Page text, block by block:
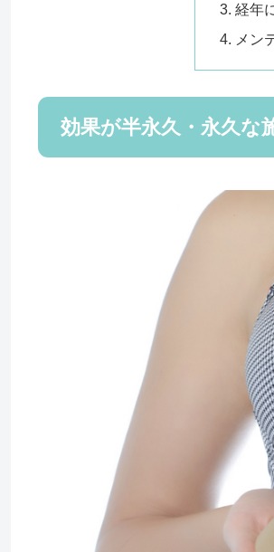
経年
メン
効果が半永久・永久な